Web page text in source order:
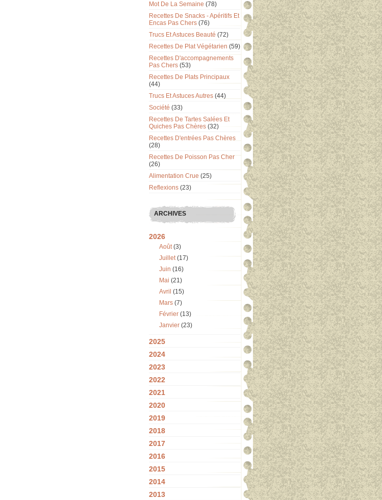
Mot De La Semaine (78)
Recettes De Snacks - Apéritifs Et
Encas Pas Chers (76)
Trucs Et Astuces Beauté (72)
Recettes De Plat Végétarien (59)
Recettes D'accompagnements
Pas Chers (53)
Recettes De Plats Principaux
(44)
Trucs Et Astuces Autres (44)
Société (33)
Recettes De Tartes Salées Et
Quiches Pas Chères (32)
Recettes D'entrées Pas Chères
(28)
Recettes De Poisson Pas Cher
(26)
Alimentation Crue (25)
Reflexions (23)
ARCHIVES
2026
Août(3)
Juillet(17)
Juin (16)
Mai (21)
Avril (15)
Mars (7)
Février (13)
Janvier (23)
2025
2024
2023
2022
2021
2020
2019
2018
2017
2016
2015
2014
2013